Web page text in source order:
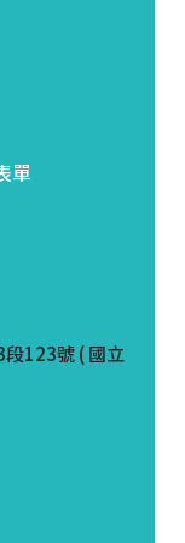
單
段123號 ( 國立